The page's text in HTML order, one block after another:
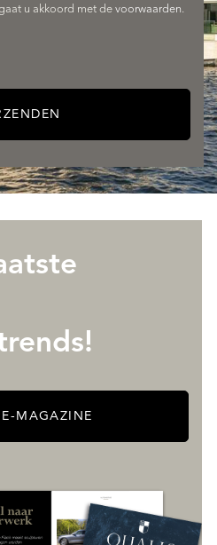
u akkoord met de voorwaarden.
MAGAZINE